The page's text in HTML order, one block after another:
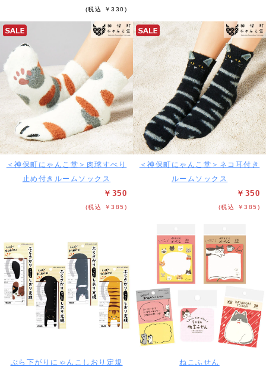
(税込 ￥330)
＜神保町にゃんこ堂＞肉球すべり
止め付きルームソックス
￥350
(税込 ￥385)
＜神保町にゃんこ堂＞ネコ耳付き
ルームソックス
￥350
(税込 ￥385)
ぶら下がりにゃんこしおり定規 ねこふせん